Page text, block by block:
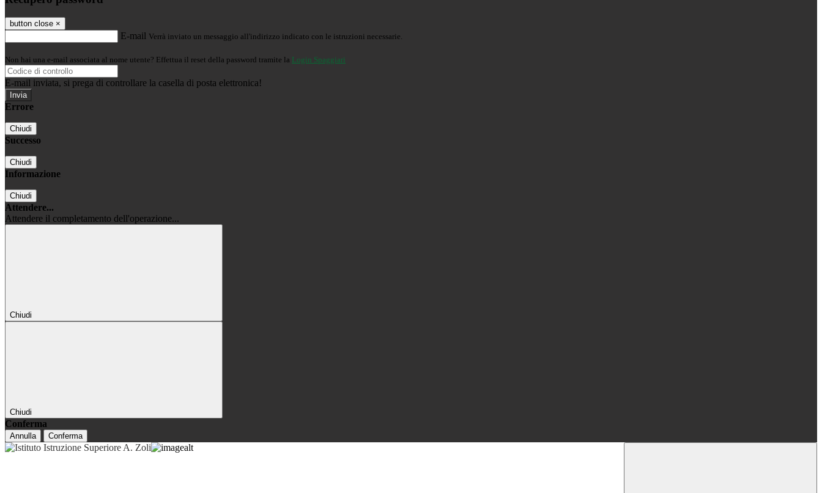
button close ×
E-mail Verrà inviato un messaggio all'indirizzo indicato con le istruzioni necessarie.
Non hai una e-mail associata al nome utente? Effettua il reset della password tramite la Login Spaggiari
E-mail inviata, si prega di controllare la casella di posta elettronica!
Errore
Chiudi
Successo
Chiudi
Informazione
Chiudi
Attendere...
Attendere il completamento dell'operazione...
Chiudi
Chiudi
Conferma
Annulla Conferma